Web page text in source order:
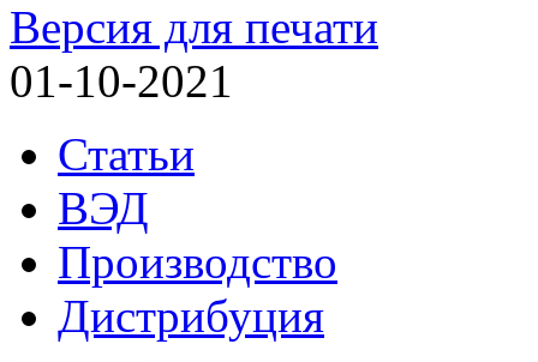
Версия для печати
01-10-2021
Статьи
ВЭД
Производство
Дистрибуция